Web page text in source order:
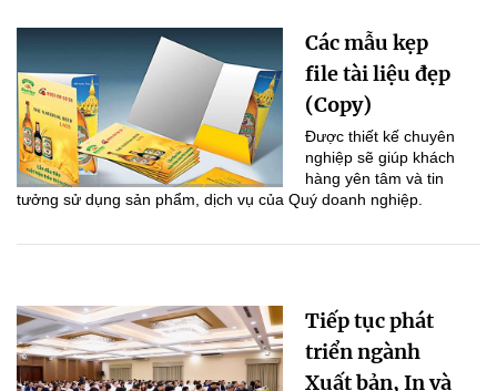
Các mẫu kẹp
file tài liệu đẹp
(Copy)
Được thiết kế chuyên
nghiệp sẽ giúp khách
hàng yên tâm và tin
tưởng sử dụng sản phẩm, dịch vụ của Quý doanh nghiệp.
Tiếp tục phát
triển ngành
Xuất bản, In và